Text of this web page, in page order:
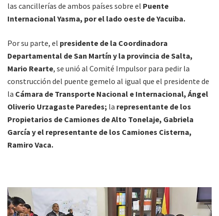
las cancillerías de ambos países sobre el Puente
Internacional Yasma, por el lado oeste de Yacuiba.
Por su parte, el presidente de la Coordinadora
Departamental de San Martín y la provincia de Salta,
Mario Rearte, se unió al Comité Impulsor para pedir la
construcción del puente gemelo al igual que el presidente de
la Cámara de Transporte Nacional e Internacional, Ángel
Oliverio Urzagaste Paredes; la representante de los
Propietarios de Camiones de Alto Tonelaje, Gabriela
García y el representante de los Camiones Cisterna,
Ramiro Vaca.